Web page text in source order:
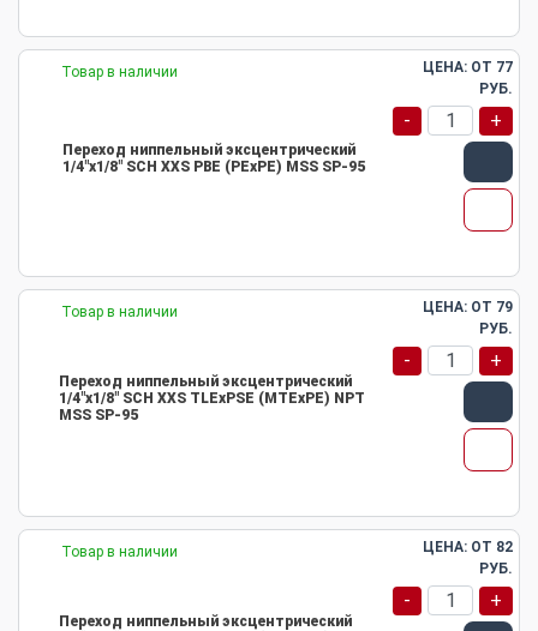
Товар в наличии
Переход ниппельный эксцентрический
1/4"х1/8" SCH XXS PBE (PEхPE) MSS SP-95
ЦЕНА: ОТ 77
РУБ.
- +
Товар в наличии
Переход ниппельный эксцентрический
1/4"х1/8" SCH XXS TLEхPSE (MTEхPE) NPT
MSS SP-95
ЦЕНА: ОТ 79
РУБ.
- +
Товар в наличии
Переход ниппельный эксцентрический
ЦЕНА: ОТ 82
РУБ.
- +